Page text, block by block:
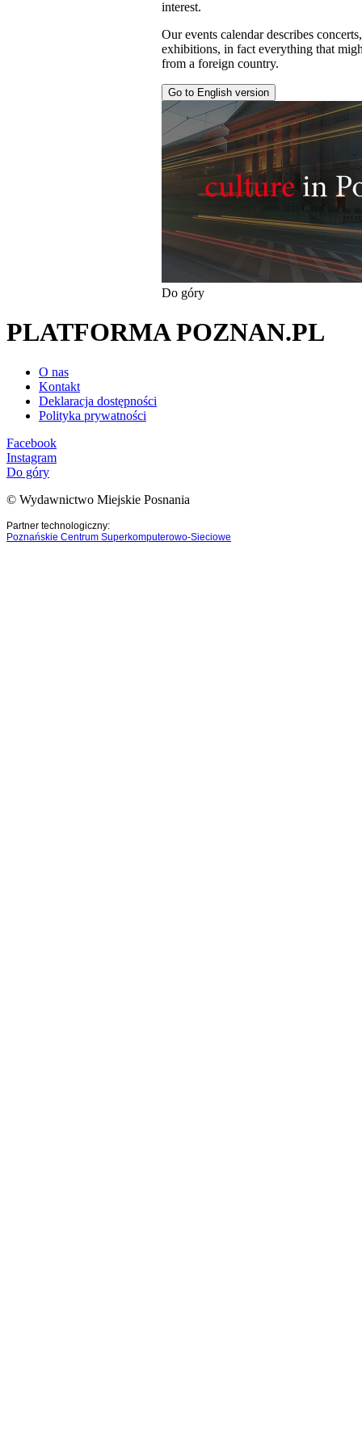
interest.
Our events calendar describes
exhibitions, in fact everything that
from a foreign country.
Go to English version
Do góry
PLATFORMA POZNAN.PL
O nas
Kontakt
Deklaracja dostępności
Polityka prywatności
Facebook
Instagram
Do góry
© Wydawnictwo Miejskie Posnania
Partner technologiczny:
Poznańskie Centrum Superkomputerowo-Sieciowe